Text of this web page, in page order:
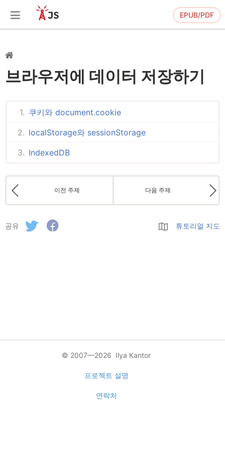
EPUB/PDF
브라우저에 데이터 저장하기
쿠키와 document.cookie
localStorage와 sessionStorage
IndexedDB
이전 주제 다음 주제
공유 튜토리얼 지도
© 2007—2026 Ilya Kantor
프로젝트 설명
연락처